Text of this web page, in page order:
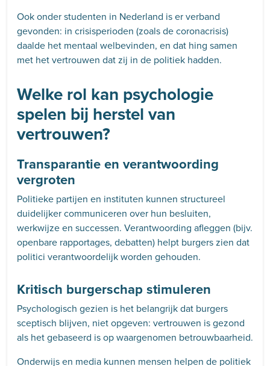
Ook onder studenten in Nederland is er verband
gevonden: in crisisperioden (zoals de coronacrisis)
daalde het mentaal welbevinden, en dat hing samen
met het vertrouwen dat zij in de politiek hadden.
Welke rol kan psychologie
spelen bij herstel van
vertrouwen?
Transparantie en verantwoording
vergroten
Politieke partijen en instituten kunnen structureel
duidelijker communiceren over hun besluiten,
werkwijze en successen. Verantwoording afleggen (bijv.
openbare rapportages, debatten) helpt burgers zien dat
politici verantwoordelijk worden gehouden.
Kritisch burgerschap stimuleren
Psychologisch gezien is het belangrijk dat burgers
sceptisch blijven, niet opgeven: vertrouwen is gezond
als het gebaseerd is op waargenomen betrouwbaarheid.
Onderwijs en media kunnen mensen helpen de politiek